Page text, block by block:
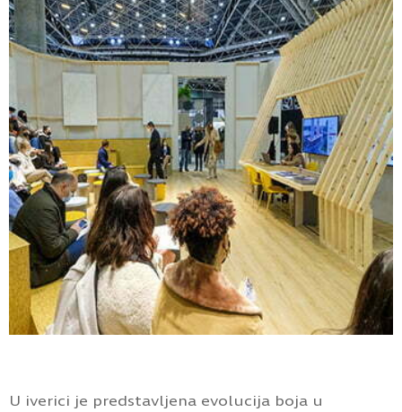
U iverici je predstavljena evolucija boja u